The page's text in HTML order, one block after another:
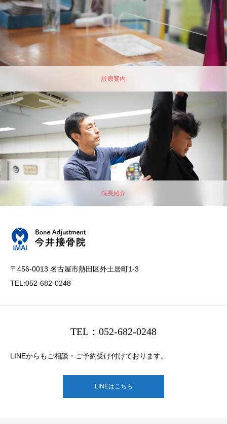
診療案内
院長紹介
〒456-0013 名古屋市熱田区外土居町1-3
TEL:052-682-0248
TEL：052-682-0248
LINEからもご相談・ご予約受け付けております。
LINEはこちら